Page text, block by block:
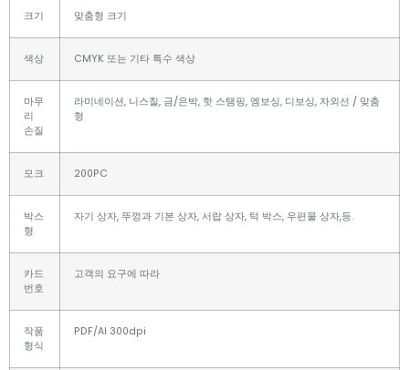
크기 맞춤형 크기
색상 CMYK 또는 기타 특수 색상
마무
리
손질
라미네이션, 니스칠, 금/은박, 핫 스탬핑, 엠보싱, 디보싱, 자외선 / 맞춤
형
모크 200PC
박스
형
자기 상자, 뚜껑과 기본 상자, 서랍 상자, 턱 박스, 우편물 상자,등.
카드
번호
고객의 요구에 따라
작품
형식
PDF/AI 300dpi